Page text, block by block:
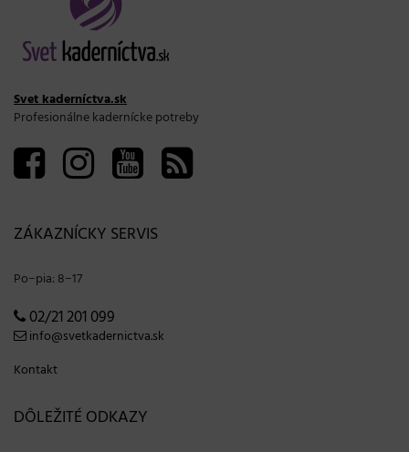
Svet kaderníctva.sk
Profesionálne kadernícke potreby
ZÁKAZNÍCKY SERVIS
Po−pia: 8−17
02/21 201 099
info@svetkadernictva.sk
Kontakt
DÔLEŽITÉ ODKAZY